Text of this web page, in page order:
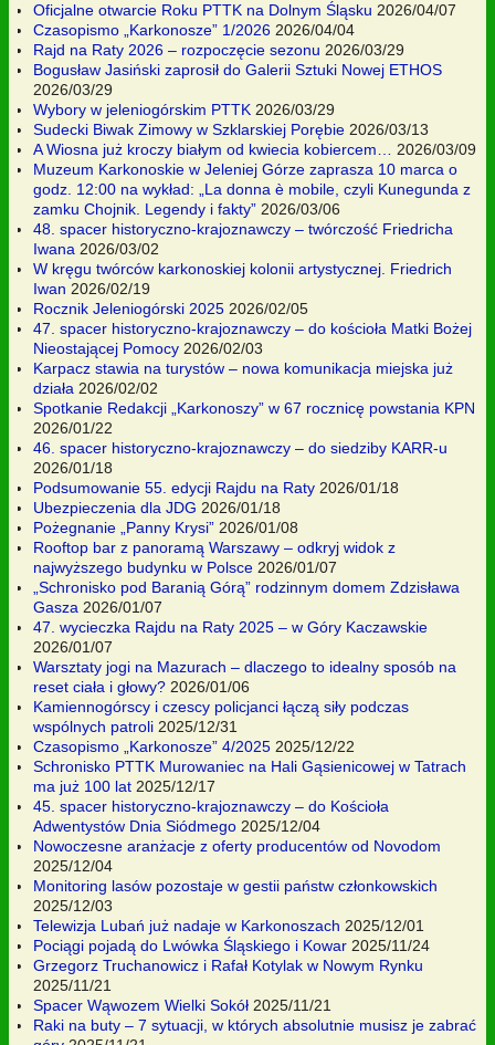
Oficjalne otwarcie Roku PTTK na Dolnym Śląsku 2026/04/07
Czasopismo „Karkonosze” 1/2026 2026/04/04
Rajd na Raty 2026 – rozpoczęcie sezonu 2026/03/29
Bogusław Jasiński zaprosił do Galerii Sztuki Nowej ETHOS
2026/03/29
Wybory w jeleniogórskim PTTK 2026/03/29
Sudecki Biwak Zimowy w Szklarskiej Porębie 2026/03/13
A Wiosna już kroczy białym od kwiecia kobiercem…
2026/03/09
Muzeum Karkonoskie w Jeleniej Górze zaprasza 10 marca o
godz. 12:00 na wykład: „La donna è mobile, czyli Kunegunda z
zamku Chojnik. Legendy i fakty” 2026/03/06
48. spacer historyczno-krajoznawczy – twórczość Friedricha
Iwana 2026/03/02
W kręgu twórców karkonoskiej kolonii artystycznej. Friedrich
Iwan 2026/02/19
Rocznik Jeleniogórski 2025 2026/02/05
47. spacer historyczno-krajoznawczy – do kościoła Matki Bożej
Nieostającej Pomocy 2026/02/03
Karpacz stawia na turystów – nowa komunikacja miejska już
działa 2026/02/02
Spotkanie Redakcji „Karkonoszy” w 67 rocznicę powstania KPN
2026/01/22
46. spacer historyczno-krajoznawczy – do siedziby KARR-u
2026/01/18
Podsumowanie 55. edycji Rajdu na Raty 2026/01/18
Ubezpieczenia dla JDG 2026/01/18
Pożegnanie „Panny Krysi” 2026/01/08
Rooftop bar z panoramą Warszawy – odkryj widok z
najwyższego budynku w Polsce 2026/01/07
„Schronisko pod Baranią Górą” rodzinnym domem Zdzisława
Gasza 2026/01/07
47. wycieczka Rajdu na Raty 2025 – w Góry Kaczawskie
2026/01/07
Warsztaty jogi na Mazurach – dlaczego to idealny sposób na
reset ciała i głowy? 2026/01/06
Kamiennogórscy i czescy policjanci łączą siły podczas
wspólnych patroli 2025/12/31
Czasopismo „Karkonosze” 4/2025 2025/12/22
Schronisko PTTK Murowaniec na Hali Gąsienicowej w Tatrach
ma już 100 lat 2025/12/17
45. spacer historyczno-krajoznawczy – do Kościoła
Adwentystów Dnia Siódmego 2025/12/04
Nowoczesne aranżacje z oferty producentów od Novodom
2025/12/04
Monitoring lasów pozostaje w gestii państw członkowskich
2025/12/03
Telewizja Lubań już nadaje w Karkonoszach 2025/12/01
Pociągi pojadą do Lwówka Śląskiego i Kowar 2025/11/24
Grzegorz Truchanowicz i Rafał Kotylak w Nowym Rynku
2025/11/21
Spacer Wąwozem Wielki Sokół 2025/11/21
Raki na buty – 7 sytuacji, w których absolutnie musisz je zabrać